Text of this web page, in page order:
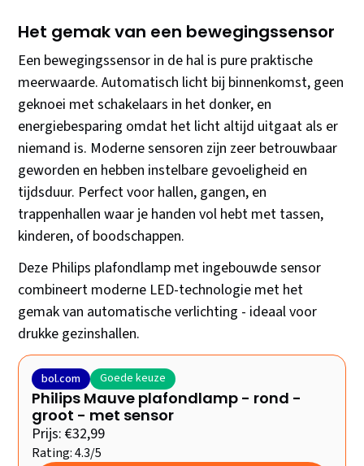
Het gemak van een bewegingssensor
Een bewegingssensor in de hal is pure praktische
meerwaarde. Automatisch licht bij binnenkomst, geen
geknoei met schakelaars in het donker, en
energiebesparing omdat het licht altijd uitgaat als er
niemand is. Moderne sensoren zijn zeer betrouwbaar
geworden en hebben instelbare gevoeligheid en
tijdsduur. Perfect voor hallen, gangen, en
trappenhallen waar je handen vol hebt met tassen,
kinderen, of boodschappen.
Deze Philips plafondlamp met ingebouwde sensor
combineert moderne LED-technologie met het
gemak van automatische verlichting - ideaal voor
drukke gezinshallen.
bol.com Goede keuze
Philips Mauve plafondlamp - rond -
groot - met sensor
Prijs: €32,99
Rating: 4.3/5